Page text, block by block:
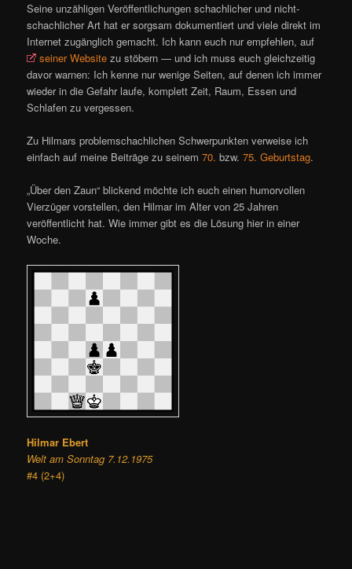
Seine unzähligen Veröffentlichungen schachlicher und nicht-
schachlicher Art hat er sorgsam dokumentiert und viele direkt im
Internet zugänglich gemacht. Ich kann euch nur empfehlen, auf
seiner Website zu stöbern — und ich muss euch gleichzeitig
davor warnen: Ich kenne nur wenige Seiten, auf denen ich immer
wieder in die Gefahr laufe, komplett Zeit, Raum, Essen und
Schlafen zu vergessen.
Zu Hilmars problemschachlichen Schwerpunkten verweise ich
einfach auf meine Beiträge zu seinem70. bzw.75. Geburtstag.
„Über den Zaun“ blickend möchte ich euch einen humorvollen
Vierzüger vorstellen, den Hilmar im Alter von 25 Jahren
veröffentlicht hat. Wie immer gibt es die Lösung hier in einer
Woche.
Hilmar Ebert
Welt am Sonntag 7.12.1975
#4 (2+4)